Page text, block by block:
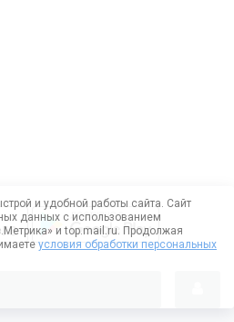
и удобной работы сайта. Сайт
данных с использованием
и top.mail.ru. Продолжая
условия обработки персональных